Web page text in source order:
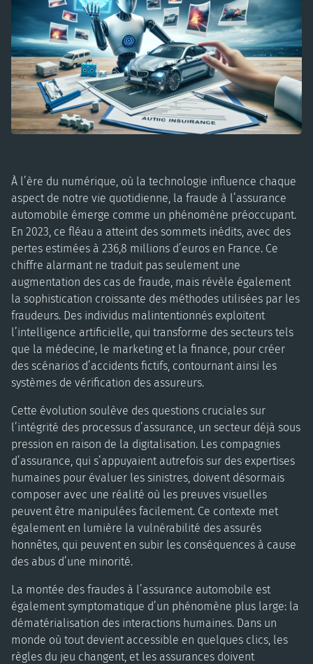
À l’ère du numérique, où la technologie influence chaque
aspect de notre vie quotidienne, la fraude à l’assurance
automobile émerge comme un phénomène préoccupant.
En 2023, ce fléau a atteint des sommets inédits, avec des
pertes estimées à 236,8 millions d’euros en France. Ce
chiffre alarmant ne traduit pas seulement une
augmentation des cas de fraude, mais révèle également
la sophistication croissante des méthodes utilisées par les
fraudeurs. Des individus malintentionnés exploitent
l’intelligence artificielle, qui transforme des secteurs tels
que la médecine, le marketing et la finance, pour créer
des scénarios d’accidents fictifs, contournant ainsi les
systèmes de vérification des assureurs.
Cette évolution soulève des questions cruciales sur
l’intégrité des processus d’assurance, un secteur déjà sous
pression en raison de la digitalisation. Les compagnies
d’assurance, qui s’appuyaient autrefois sur des expertises
humaines pour évaluer les sinistres, doivent désormais
composer avec une réalité où les preuves visuelles
peuvent être manipulées facilement. Ce contexte met
également en lumière la vulnérabilité des assurés
honnêtes, qui peuvent en subir les conséquences à cause
des abus d’une minorité.
La montée des fraudes à l’assurance automobile est
également symptomatique d’un phénomène plus large: la
dématérialisation des interactions humaines. Dans un
monde où tout devient accessible en quelques clics, les
règles du jeu changent, et les assurances doivent